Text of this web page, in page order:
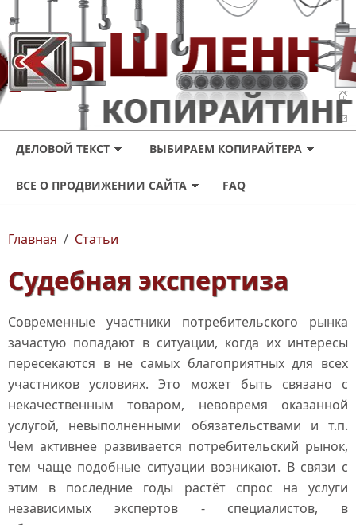
ДЕЛОВОЙ ТЕКСТ ВЫБИРАЕМ КОПИРАЙТЕРА
ВСЕ О ПРОДВИЖЕНИИ САЙТА FAQ
Главная / Статьи
Судебная экспертиза
Современные участники потребительского рынка
зачастую попадают в ситуации, когда их интересы
пересекаются в не самых благоприятных для всех
участников условиях. Это может быть связано с
некачественным товаром, невовремя оказанной
услугой, невыполненными обязательствами и т.п.
Чем активнее развивается потребительский рынок,
тем чаще подобные ситуации возникают. В связи с
этим в последние годы растёт спрос на услуги
независимых экспертов - специалистов, в